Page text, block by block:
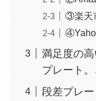
③楽天
満足度の
プレート
段差プレ